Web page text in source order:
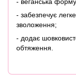
- забезпечує
зволоження;
- додає
обтяження.